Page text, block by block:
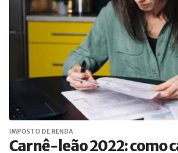
IMPOSTO DE RENDA
Carnê-leão 2022: como